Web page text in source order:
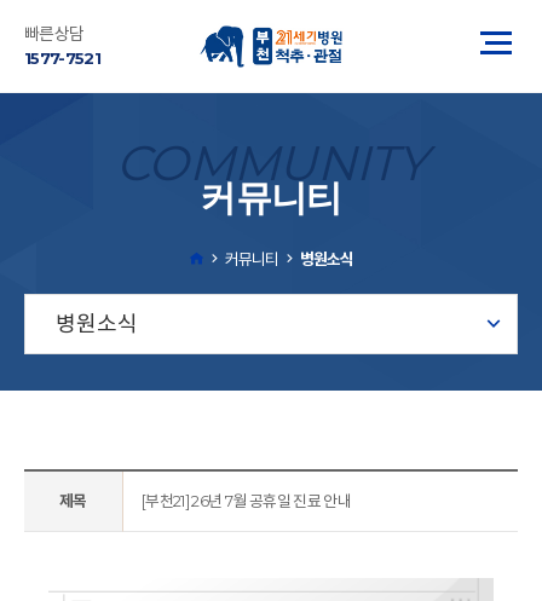
빠른상담
1577-7521
COMMUNITY
커뮤니티
커뮤니티 병원소식
병원소식
제목 [부천21] 26년 7월 공휴일 진료 안내